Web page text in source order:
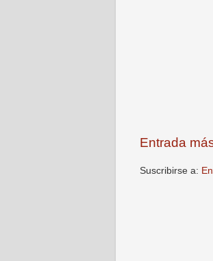
Entrada
Suscribirse a: